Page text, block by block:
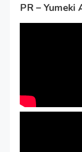
PR – Yumeki